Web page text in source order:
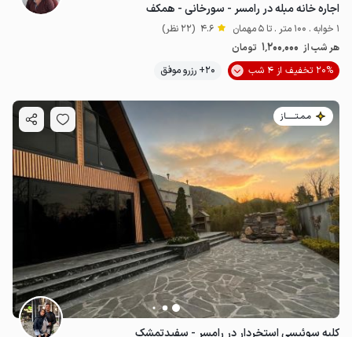
اجاره خانه مبله در رامسر - سورخانی - همکف
1 خوابه . 100 متر . تا 5 مهمان 4.6 (22 نظر)
هر شب از 1٬200٬000 تومان
20% تخفیف از 4 شب
20+ رزرو موفق
مـمـتــــــاز
کلبه سوئیسی استخردار در رامسر - سفیدتمشک